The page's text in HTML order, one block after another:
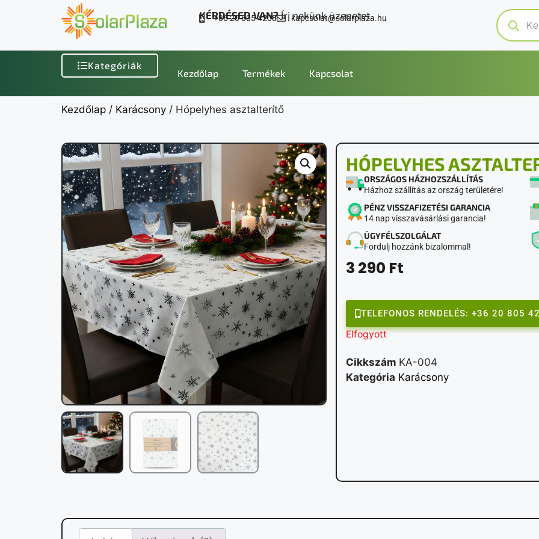
KÉRDÉSED VAN?Írj nekünk üzenetet.
+36 20 805 4208 kapcsolat@solarplaza.hu
Kategóriák
Kezdőlap Termékek Kapcsolat
Kezdőlap / Karácsony / Hópelyhes asztalterítő
HÓPELYHES
ORSZÁGOS HÁZHOZSZÁLLÍTÁS
Házhoz szállítás az ország területére!
PÉNZ VISSZAFIZETÉSI GARANCIA
14 nap visszavásárlási garancia!
ÜGYFÉLSZOLGÁLAT
Fordulj hozzánk bizalommal!
3 290 Ft
TELEFONOS RENDELÉS: +36 20 805
Elfogyott
Cikkszám KA-004
Kategória Karácsony